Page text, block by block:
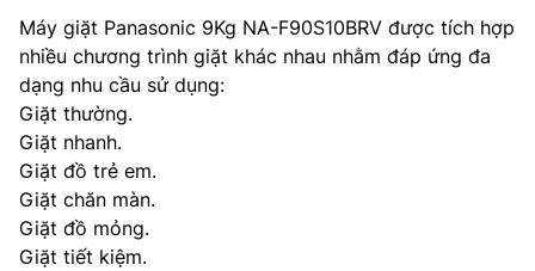
Máy giặt Panasonic 9Kg NA-F90S10BRV được tích hợp
nhiều chương trình giặt khác nhau nhằm đáp ứng đa
dạng nhu cầu sử dụng:
Giặt thường.
Giặt nhanh.
Giặt đồ trẻ em.
Giặt chăn màn.
Giặt đồ mỏng.
Giặt tiết kiệm.